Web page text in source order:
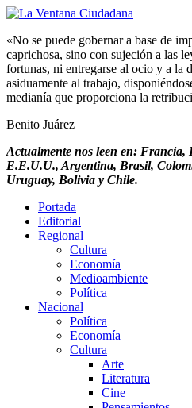
«No se puede gobernar a base de
caprichosa, sino con sujeción a las
fortunas, ni entregarse al ocio y a la
asiduamente al trabajo,
medianía que proporciona la
Benito Juárez
Actualmente nos leen en: Francia,
E.E.U.U., Argentina, Brasil,
Uruguay, Bolivia y Chile.
Portada
Editorial
Regional
Cultura
Economía
Medioambiente
Política
Nacional
Política
Economía
Cultura
Arte
Literatura
Cine